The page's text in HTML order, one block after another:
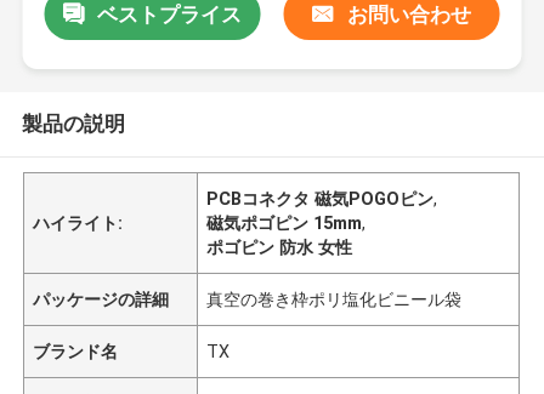
ベストプライス お問い合わせ
製品の説明
ハイライト:
PCBコネクタ 磁気POGOピン,
磁気ポゴピン 15mm,
ポゴピン 防水 女性
パッケージの詳細 真空の巻き枠ポリ塩化ビニール袋
ブランド名 TX